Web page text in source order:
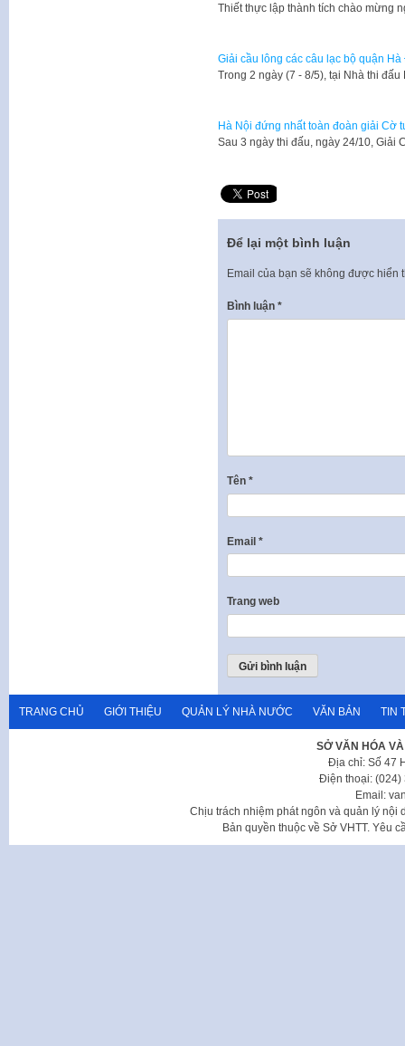
Thiết thực lập thành tích chào mừng
Giải cầu lông các câu lạc bộ quận
Trong 2 ngày (7 - 8/5), tại Nhà thi
Hà Nội đứng nhất toàn đoàn giải Cờ
Sau 3 ngày thi đấu, ngày 24/10,
Để lại một bình luận
Email của bạn sẽ không được hiển
Bình luận *
Tên *
Email *
Trang web
TRANG CHỦ GIỚI THIỆU QUẢN LÝ NHÀ NƯỚC VĂN BẢN TIN
SỞ VĂN HÓA
Địa chỉ: Số 47
Điện thoại: (024)
Email:
Chịu trách nhiệm phát ngôn và quản lý nội
Bản quyền thuộc về Sở VHTT. Yêu